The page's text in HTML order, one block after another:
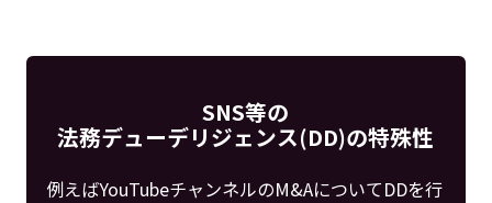
SNS等の
法務デューデリジェンス(DD)の特殊性
例えばYouTubeチャンネルのM&AについてDDを行